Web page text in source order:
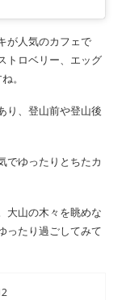
が人気のカフェで
トロベリー、エッグ
。
り、登山前や登山後
でゆったりとちたカ
大山の木々を眺めな
ったり過ごしてみて